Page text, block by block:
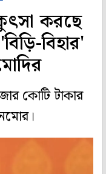
করছে
বিহার'
কোটি টাকার